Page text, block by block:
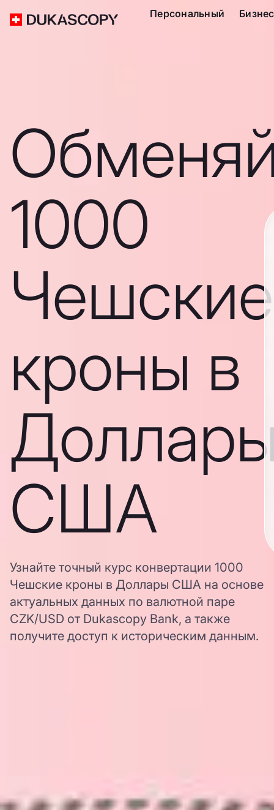
Персональный Бизнес
1000
Чешские
кроны в
США
Узнайте точный курс конвертации 1000
Чешские кроны в Доллары США на основе
актуальных данных по валютной паре
CZK/USD от Dukascopy Bank, а также
получите доступ к историческим данным.